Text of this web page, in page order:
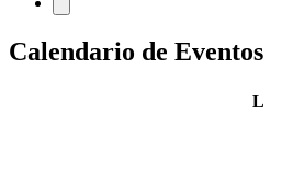
Calendario de Eventos
Llunes